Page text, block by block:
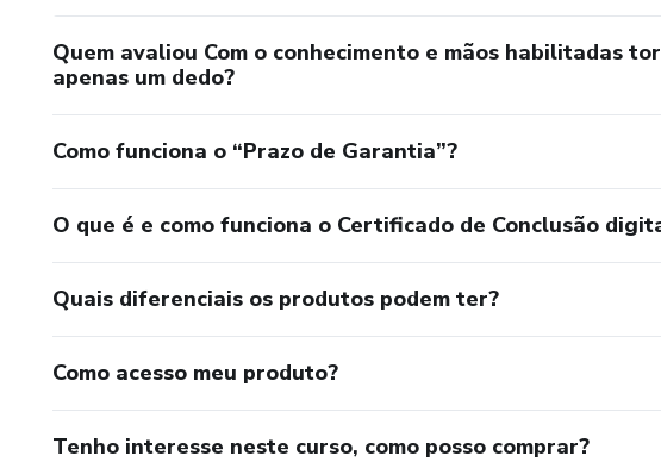
Quem avaliou Com o conhecimento e mãos habilitadas
apenas um dedo?
Como funciona o “Prazo de Garantia”?
O que é e como funciona o Certificado de Conclusão
Quais diferenciais os produtos podem ter?
Como acesso meu produto?
Tenho interesse neste curso, como posso comprar?